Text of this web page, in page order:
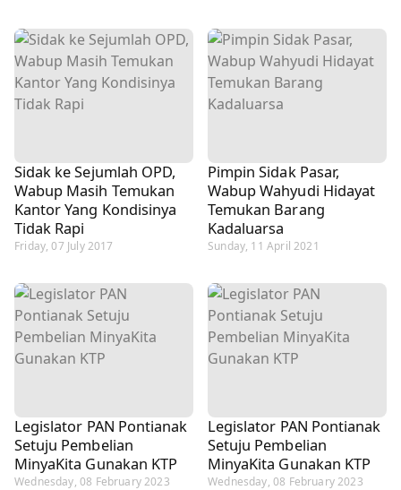
Sidak ke Sejumlah OPD,
Wabup Masih Temukan
Kantor Yang Kondisinya
Tidak Rapi
Friday, 07 July 2017
Pimpin Sidak Pasar,
Wabup Wahyudi Hidayat
Temukan Barang
Kadaluarsa
Sunday, 11 April 2021
Legislator PAN Pontianak
Setuju Pembelian
MinyaKita Gunakan KTP
Wednesday, 08 February 2023
Legislator PAN Pontianak
Setuju Pembelian
MinyaKita Gunakan KTP
Wednesday, 08 February 2023